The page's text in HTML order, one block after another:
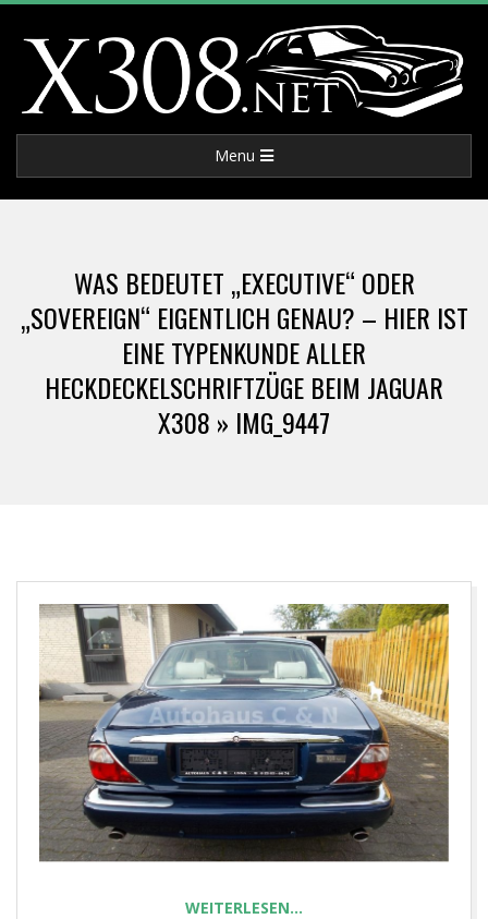
content
X
3
8
T
Navigation
Menu
WAS BEDEUTET „EXECUTIVE“ ODER
„SOVEREIGN“ EIGENTLICH GENAU? – HIER IST
EINE TYPENKUNDE ALLER
HECKDECKELSCHRIFTZÜGE BEIM JAGUAR
X308 » IMG_9447
WEITERLESEN…